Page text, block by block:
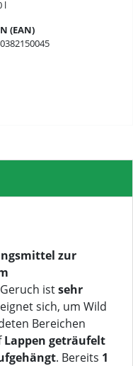
l
(EAN)
zur
istsehr
sich, um Wild
Bereichen
Lappen geträufelt
. Bereits 1